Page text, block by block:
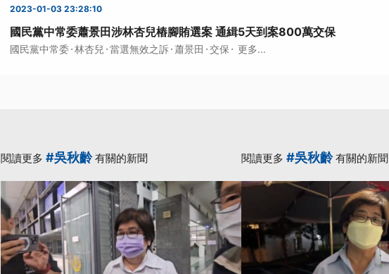
2023-01-03 23:28:10
國民黨中常委蕭景田涉林杏兒樁腳賄選案 通緝5天到案800萬交保
國民黨中常委·林杏兒 ·當選無效之訴·蕭景田 ·交保 · 更多...
閱讀更多 #吳秋齡有關的新聞 閱讀更多 #吳秋齡有關的新聞